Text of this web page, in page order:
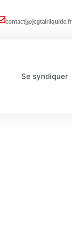
contact[@]cgtairliquide.fr
Se syndiquer